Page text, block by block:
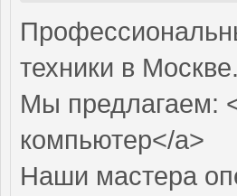
техники в Москве.
Мы предлагаем:
компьютер</a>
Наши мастера